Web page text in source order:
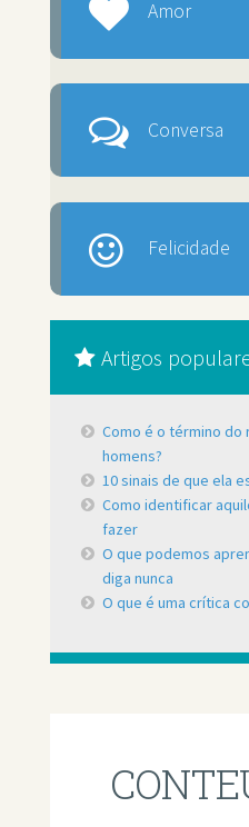
Amor
Conversa
Felicidade
Artigos
Como é o término do
homens?
10 sinais de que ela
Como identificar
fazer
O que podemos
diga nunca
O que é uma crítica